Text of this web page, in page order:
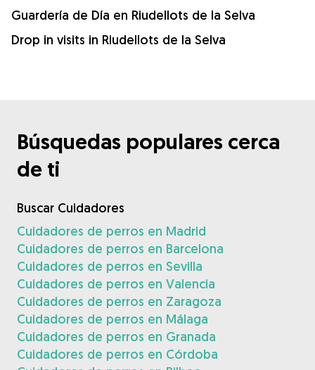
Guardería de Día en Riudellots de la Selva
Drop in visits in Riudellots de la Selva
Búsquedas populares cerca
de ti
Buscar Cuidadores
Cuidadores de perros en Madrid
Cuidadores de perros en Barcelona
Cuidadores de perros en Sevilla
Cuidadores de perros en Valencia
Cuidadores de perros en Zaragoza
Cuidadores de perros en Málaga
Cuidadores de perros en Granada
Cuidadores de perros en Córdoba